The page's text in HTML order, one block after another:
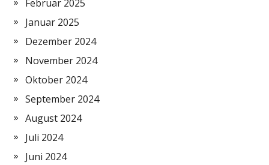
Februar 2025
Januar 2025
Dezember 2024
November 2024
Oktober 2024
September 2024
August 2024
Juli 2024
Juni 2024